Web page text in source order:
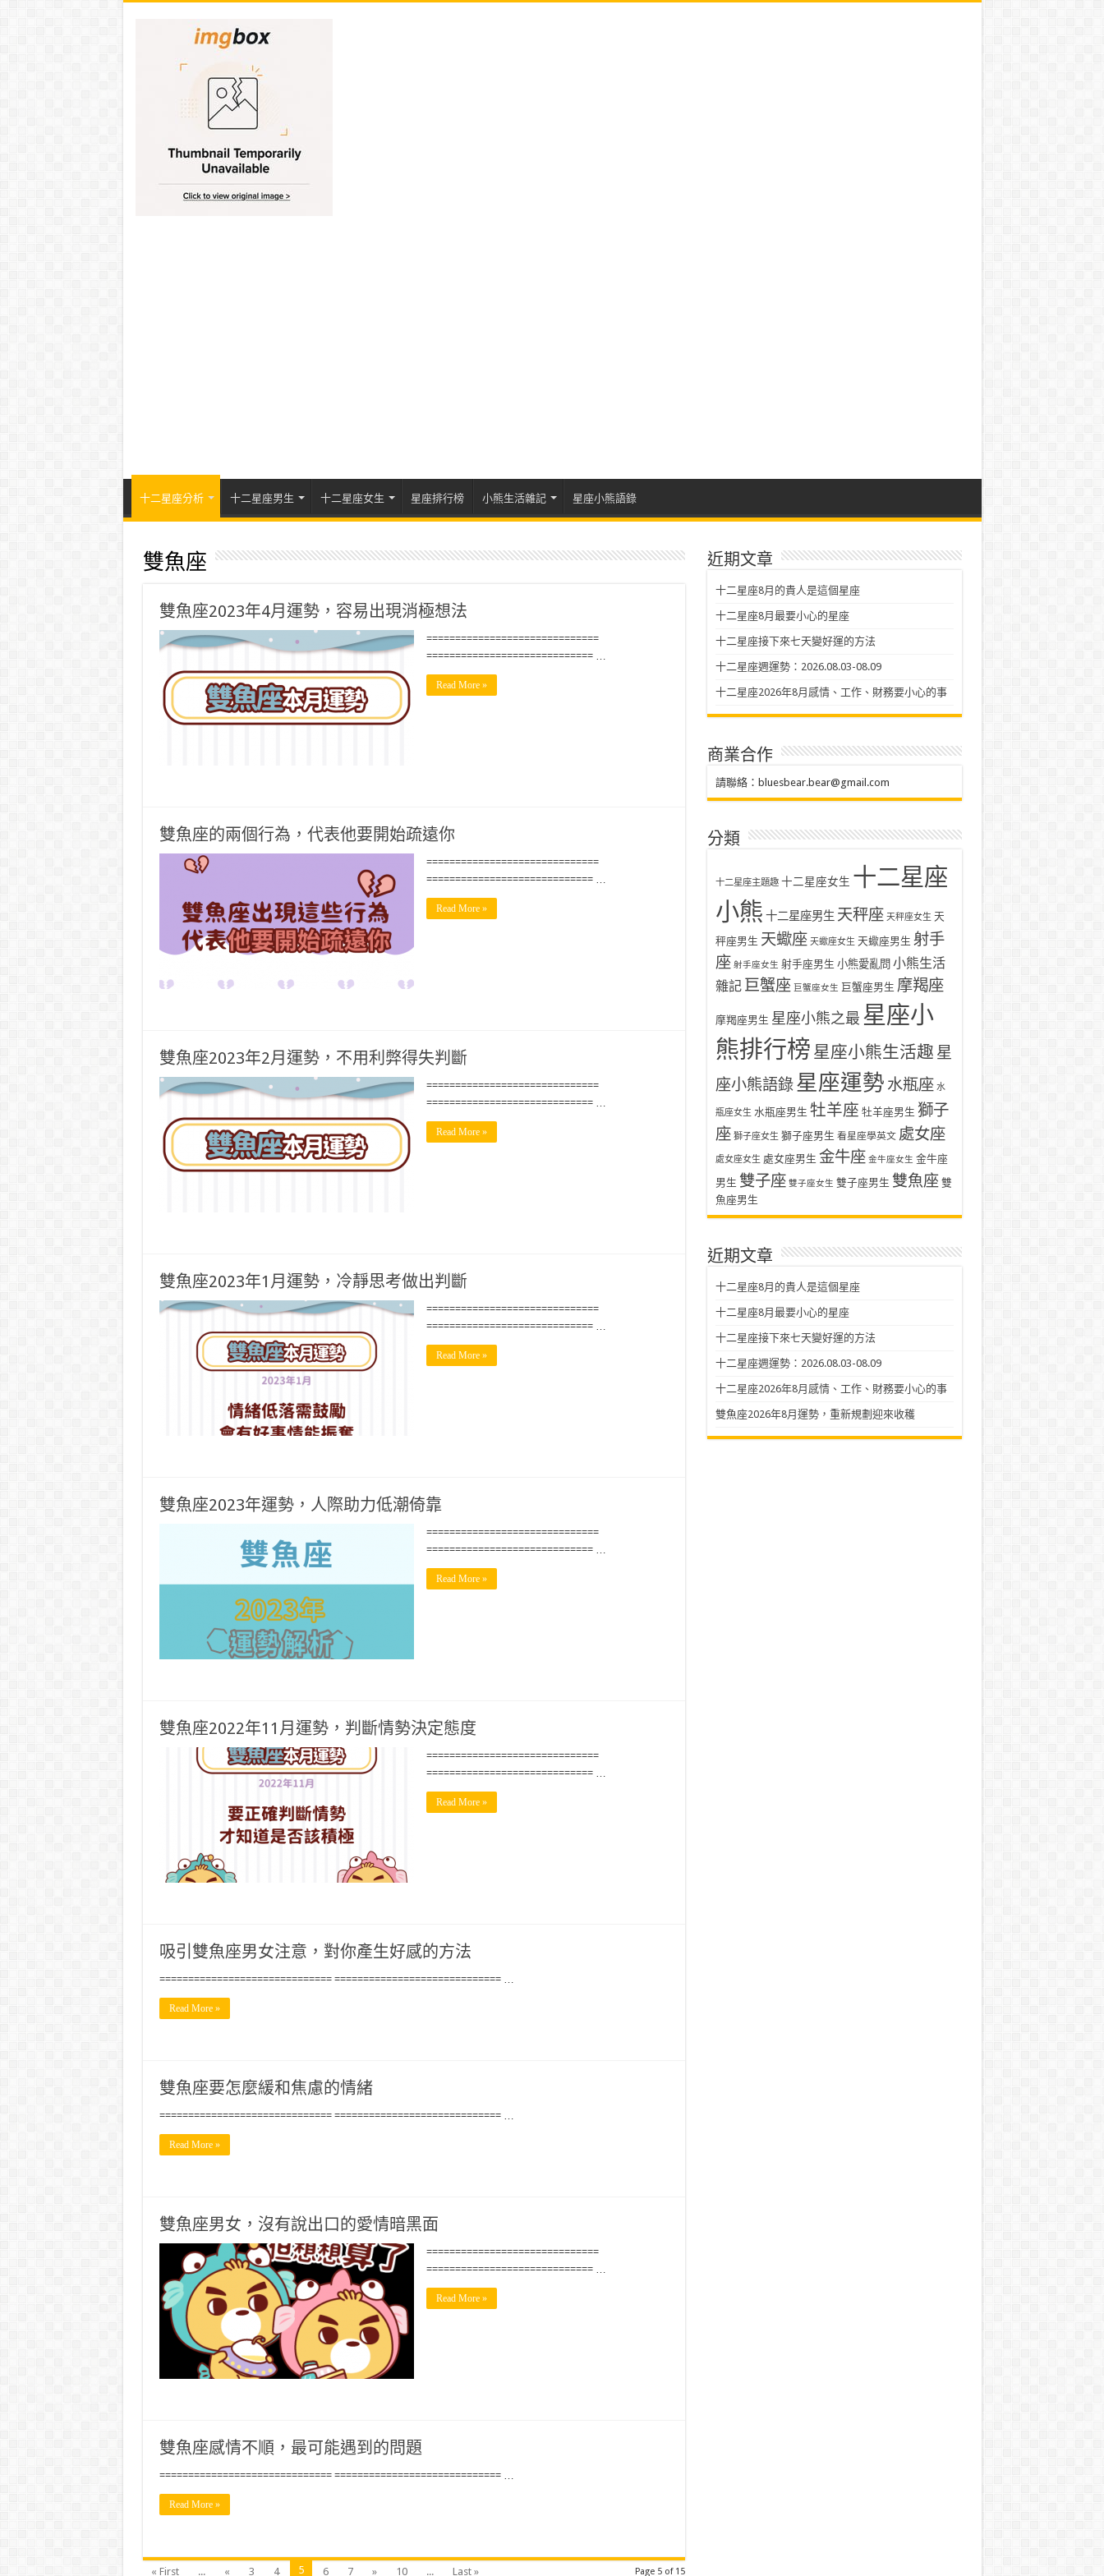
十二星座分析 十二星座男生 十二星座女生 星座排行榜 小熊生活雜記 星座小熊語錄
雙魚座
雙魚座2023年4月運勢，容易出現消極想法
==============================
============================= …
Read More »
雙魚座的兩個行為，代表他要開始疏遠你
==============================
============================= …
Read More »
雙魚座2023年2月運勢，不用利弊得失判斷
==============================
============================= …
Read More »
雙魚座2023年1月運勢，冷靜思考做出判斷
==============================
============================= …
Read More »
雙魚座2023年運勢，人際助力低潮倚靠
==============================
============================= …
Read More »
雙魚座2022年11月運勢，判斷情勢決定態度
==============================
============================= …
Read More »
吸引雙魚座男女注意，對你產生好感的方法
============================== ============================= …
Read More »
雙魚座要怎麼緩和焦慮的情緒
============================== ============================= …
Read More »
雙魚座男女，沒有說出口的愛情暗黑面
==============================
============================= …
Read More »
雙魚座感情不順，最可能遇到的問題
============================== ============================= …
Read More »
Page 5 of 15
« First ... « 3 4 5 6 7 » 10 ... Last »
近期文章
十二星座8月的貴人是這個星座
十二星座8月最要小心的星座
十二星座接下來七天變好運的方法
十二星座週運勢：2026.08.03-08.09
十二星座2026年8月感情、工作、財務要小心的事
商業合作
請聯絡： bluesbear.bear@gmail.com
分類
十二星座主題趣 十二星座女生 十二星座
小熊 十二星座男生 天秤座 天秤座女生 天
秤座男生 天蠍座 天蠍座女生 天蠍座男生 射手
座 射手座女生 射手座男生 小熊愛亂問 小熊生活
雜記 巨蟹座 巨蟹座女生 巨蟹座男生 摩羯座
摩羯座男生 星座小熊之最 星座小
熊排行榜 星座小熊生活趣 星
座小熊語錄星座運勢 水瓶座 水
瓶座女生 水瓶座男生 牡羊座 牡羊座男生 獅子
座 獅子座女生 獅子座男生 看星座學英文 處女座
處女座女生 處女座男生 金牛座 金牛座女生 金牛座
男生 雙子座 雙子座女生 雙子座男生 雙魚座 雙
魚座男生
近期文章
十二星座8月的貴人是這個星座
十二星座8月最要小心的星座
十二星座接下來七天變好運的方法
十二星座週運勢：2026.08.03-08.09
十二星座2026年8月感情、工作、財務要小心的事
雙魚座2026年8月運勢，重新規劃迎來收穫